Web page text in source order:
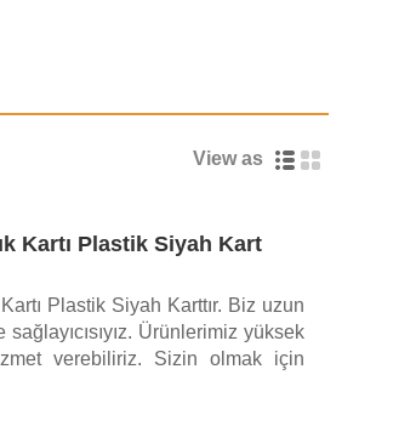
View as
Kartı Plastik Siyah Kart
Plastik Siyah Karttır. Biz uzun
Ürünlerimiz yüksek
verebiliriz. Sizin olmak için